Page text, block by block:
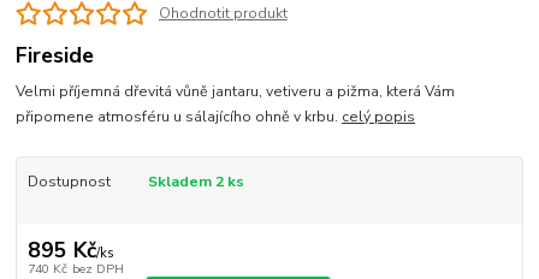
Ohodnotit produkt
Fireside
Velmi příjemná dřevitá vůně jantaru, vetiveru a pižma, která Vám
připomene atmosféru u sálajícího ohně v krbu. celý popis
Dostupnost Skladem 2 ks
895 Kč/ks
740 Kč bez DPH